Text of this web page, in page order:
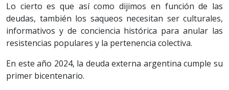
Lo cierto es que así como dijimos en función de las
deudas, también los saqueos necesitan ser culturales,
informativos y de conciencia histórica para anular las
resistencias populares y la pertenencia colectiva.
En este año 2024, la deuda externa argentina cumple su
primer bicentenario.